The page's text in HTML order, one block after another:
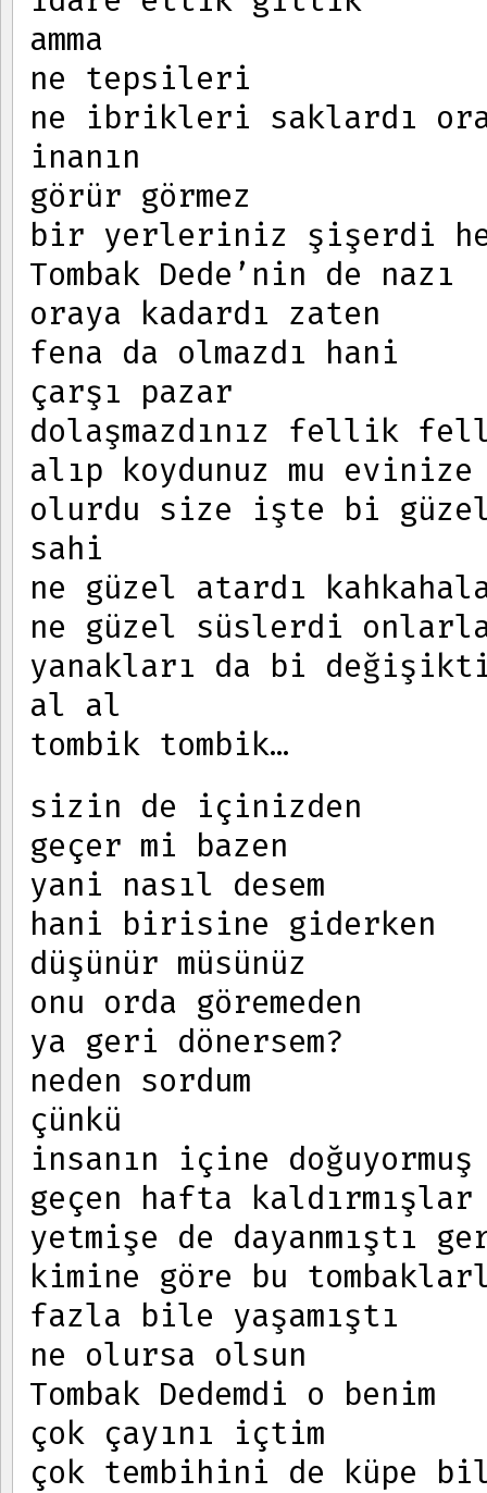
amma
ne tepsileri
ne ibrikleri saklardı
inanın
görür görmez
bir yerleriniz şişerdi
Tombak Dede’nin de nazı
oraya kadardı zaten
fena da olmazdı hani
çarşı pazar
dolaşmazdınız fellik
alıp koydunuz mu evinize
olurdu size işte bi
sahi
ne güzel atardı
ne güzel süslerdi onlarla
yanakları da bi
al al
tombik tombik…
sizin de içinizden
geçer mi bazen
yani nasıl desem
hani birisine giderken
düşünür müsünüz
onu orda göremeden
ya geri dönersem?
neden sordum
çünkü
insanın içine doğuyormuş
geçen hafta kaldırmışlar
yetmişe de dayanmıştı
kimine göre bu
fazla bile yaşamıştı
ne olursa olsun
Tombak Dedemdi o benim
çok çayını içtim
çok tembihini de küpe